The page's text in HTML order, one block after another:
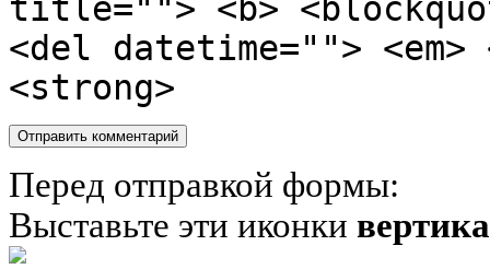
title=""> <b>
<del datetime="">
<strong>
Перед отправкой формы:
Выставьте эти иконки